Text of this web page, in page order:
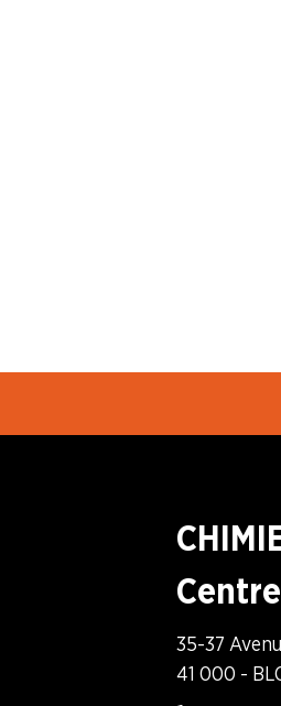
35-37
41 000 -